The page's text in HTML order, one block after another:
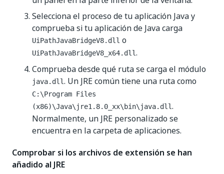
Selecciona el proceso de tu aplicación Java y
comprueba si tu aplicación de Java carga
UiPathJavaBridgeV8.dll o
UiPathJavaBridgeV8_x64.dll.
Comprueba desde qué ruta se carga el módulo
java.dll. Un JRE común tiene una ruta como
C:\Program Files
(x86)\Java\jre1.8.0_xx\bin\java.dll.
Normalmente, un JRE personalizado se
encuentra en la carpeta de aplicaciones.
Comprobar si los archivos de extensión se han
añadido al JRE